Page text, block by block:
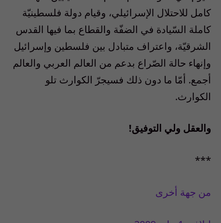
كامل للاحتلال الإسرائيلي، وقيام دولة فلسطينيّة
كاملة السّيادة في الضفّة والقطاع بما فيها القدس
الشرقيّة، واعتراف متبادل بين فلسطين وإسرائيل
وإنهاء حالة الصّراع بدعم من العالم العربي والعالم
أجمع. أمّا ما دون ذلك فسيجرّ الكوارث تلو
الكوارث.
والعقل ولي التوفيق!
***
من جهة أخرى